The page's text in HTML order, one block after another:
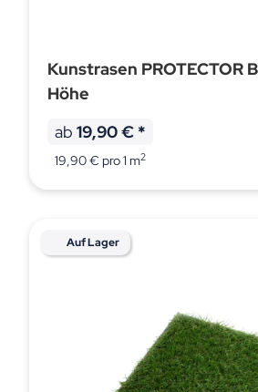
Kunstrasen PROTECTOR
Höhe
ab 19,90 € *
19,90 € pro 1 m2
Auf Lager